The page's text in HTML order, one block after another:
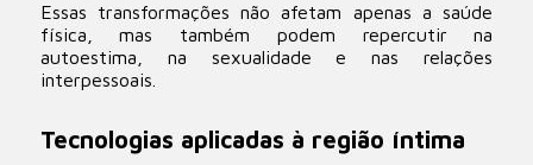
Essas transformações não afetam apenas a saúde
física, mas também podem repercutir na
autoestima, na sexualidade e nas relações
interpessoais.
Tecnologias aplicadas à região íntima